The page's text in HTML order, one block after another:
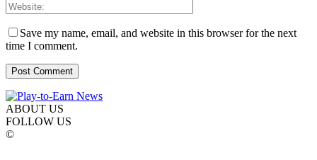
Save my name, email, and website in this browser for the next
time I comment.
ABOUT US
FOLLOW US
©